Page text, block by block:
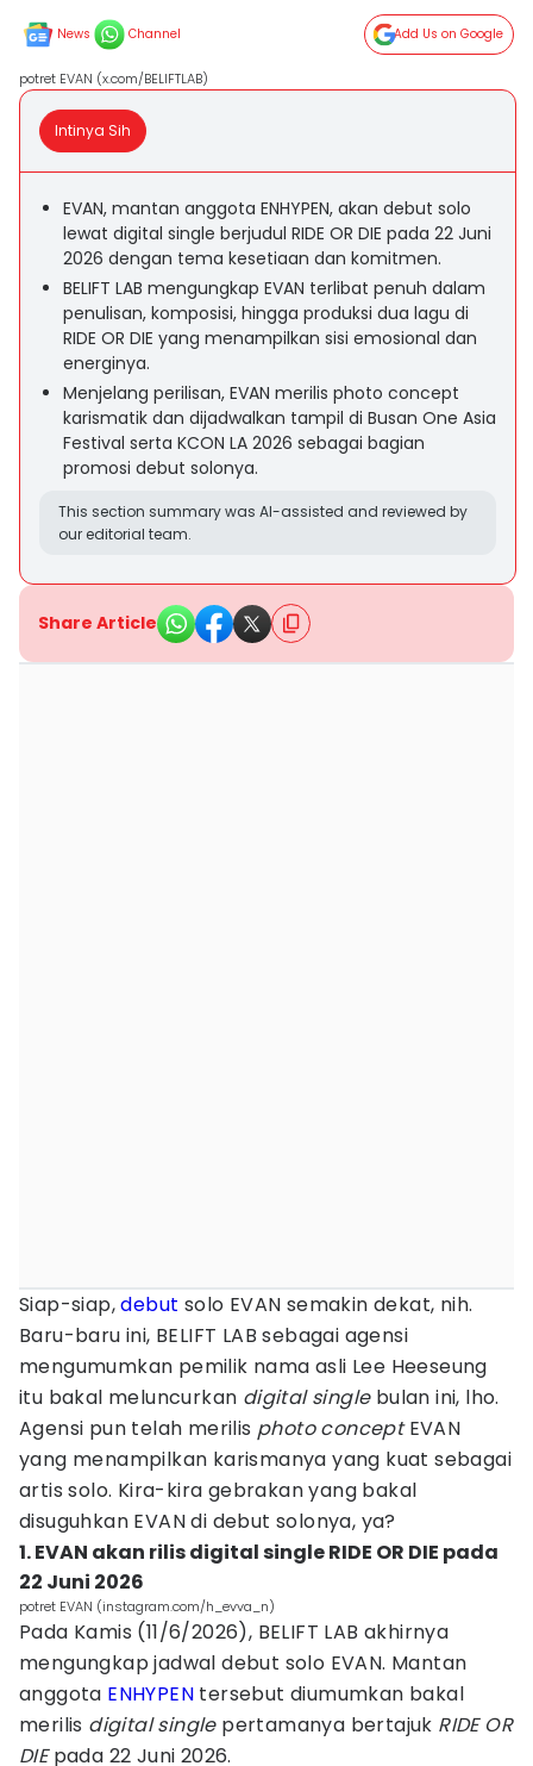
News Channel Add Us on Google
potret EVAN (x.com/BELIFTLAB)
Intinya Sih
EVAN, mantan anggota ENHYPEN, akan debut solo
lewat digital single berjudul RIDE OR DIE pada 22 Juni
2026 dengan tema kesetiaan dan komitmen.
BELIFT LAB mengungkap EVAN terlibat penuh dalam
penulisan, komposisi, hingga produksi dua lagu di
RIDE OR DIE yang menampilkan sisi emosional dan
energinya.
Menjelang perilisan, EVAN merilis photo concept
karismatik dan dijadwalkan tampil di Busan One Asia
Festival serta KCON LA 2026 sebagai bagian
promosi debut solonya.
This section summary was AI-assisted and reviewed by
our editorial team.
Share Article
Siap-siap,debut solo EVAN semakin dekat, nih.
Baru-baru ini, BELIFT LAB sebagai agensi
mengumumkan pemilik nama asli Lee Heeseung
itu bakal meluncurkan digital singlebulan ini, lho.
Agensi pun telah merilis photo conceptEVAN
yang menampilkan karismanya yang kuat sebagai
artis solo. Kira-kira gebrakan yang bakal
disuguhkan EVAN di debut solonya, ya?
1. EVAN akan rilis digital single RIDE OR DIE pada
22 Juni 2026
potret EVAN (instagram.com/h_evva_n)
Pada Kamis (11/6/2026), BELIFT LAB akhirnya
mengungkap jadwal debut solo EVAN. Mantan
anggota ENHYPEN tersebut diumumkan bakal
merilis digital single pertamanya bertajuk RIDE OR
DIEpada 22 Juni 2026.